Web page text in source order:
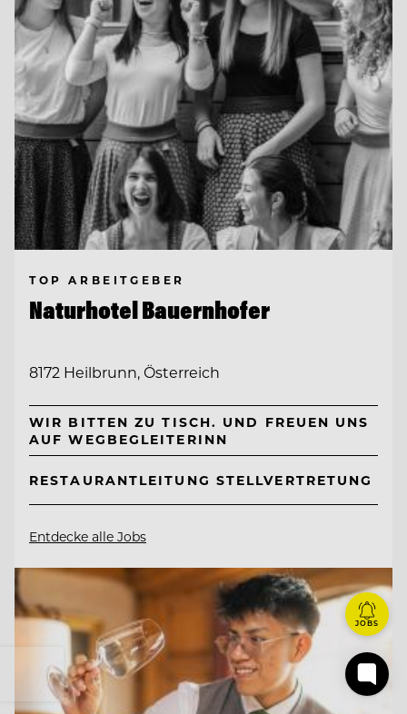
TOP ARBEITGEBER
Naturhotel Bauernhofer
8172 Heilbrunn, Österreich
WIR BITTEN ZU TISCH. UND FREUEN UNS
AUF WEGBEGLEITERINN
RESTAURANTLEITUNG STELLVERTRETUNG
Entdecke alle Jobs
JOBS